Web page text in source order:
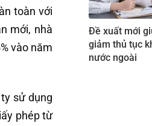
toàn với
mới, nhà
vào năm
sử dụng
phép từ
Đề xuất mới
giảm thủ tục
nước ngoài